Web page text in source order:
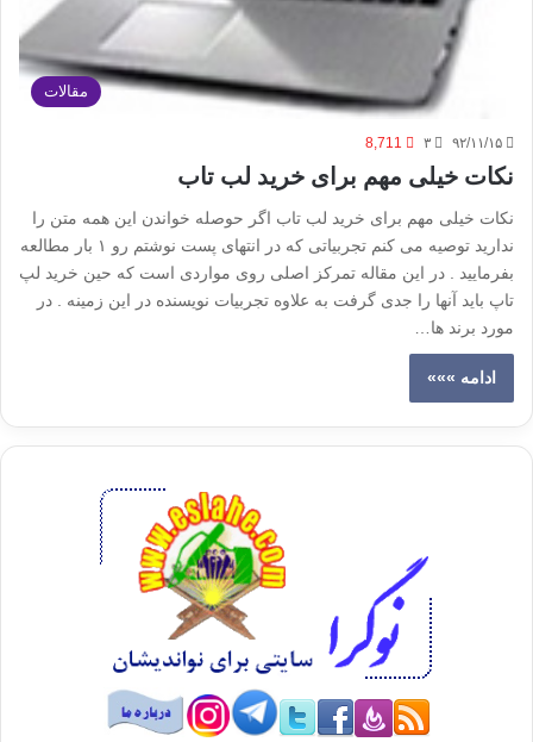
مقالات
۹۲/۱۱/۱۵ ۳ 8,711
نکات خیلی مهم برای خرید لب تاب
نکات خیلی مهم برای خرید لب تاب اگر حوصله خواندن این همه متن را
ندارید توصیه می کنم تجربیاتی که در انتهای پست نوشتم رو ۱ بار مطالعه
بفرمایید . در این مقاله تمرکز اصلی روی مواردی است که حین خرید لپ
تاپ باید آنها را جدی گرفت به علاوه تجربیات نویسنده در این زمینه . در
مورد برند ها…
ادامه »»»